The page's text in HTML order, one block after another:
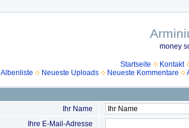
money
Startseite
Kontakt
Albenliste
Neueste Uploads Neueste Kommentare
Ihr Name
Ihre E-Mail-Adresse